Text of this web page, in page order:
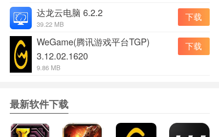
软件特色：
资源系统
玩家的所有建筑的源泉。
还有木材，少了木材在这款游戏中你也将寸步难行，因为
建造很多建筑物都是需要木材的。
达龙云电脑 6.2.2
39.22 MB
下载
WeGame(腾讯游戏平台TGP)
3.12.02.1620
9.86 MB
下载
最新软件下载